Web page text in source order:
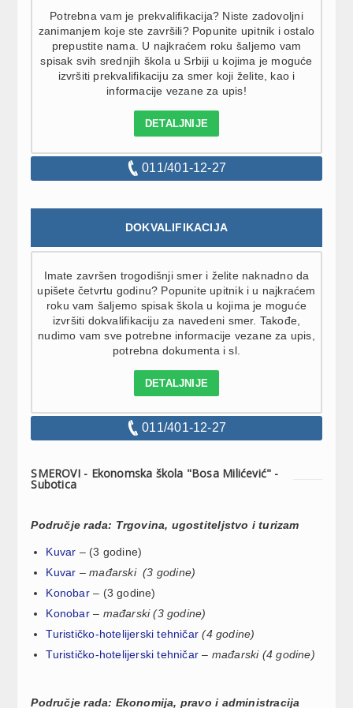
Potrebna vam je prekvalifikacija? Niste zadovoljni
zanimanjem koje ste završili? Popunite upitnik i ostalo
prepustite nama. U najkraćem roku šaljemo vam
spisak svih srednjih škola u Srbiji u kojima je moguće
izvršiti prekvalifikaciju za smer koji želite, kao i
informacije vezane za upis!
DETALJNIJE
011/401-12-27
DOKVALIFIKACIJA
Imate završen trogodišnji smer i želite naknadno da
upišete četvrtu godinu? Popunite upitnik i u najkraćem
roku vam šaljemo spisak škola u kojima je moguće
izvršiti dokvalifikaciju za navedeni smer. Takođe,
nudimo vam sve potrebne informacije vezane za upis,
potrebna dokumenta i sl.
DETALJNIJE
011/401-12-27
SMEROVI - Ekonomska škola "Bosa Milićević" -
Subotica
Područje rada: Trgovina, ugostiteljstvo i turizam
Kuvar – (3 godine)
Kuvar –mađarski (3 godine)
Konobar– (3 godine)
Konobar– mađarski(3 godine)
Turističko-hotelijerski tehničar (4 godine)
Turističko-hotelijerski tehničar – mađarski (4 godine)
Područje rada: Ekonomija, pravo i administracija